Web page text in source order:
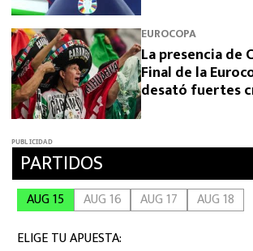
EUROCOPA
La presencia de
Final de la
desató fuertes